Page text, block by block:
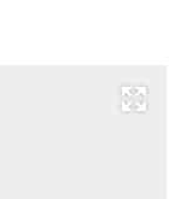
Развернуть на весь экран